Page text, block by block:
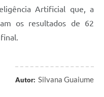
Artificial que, a
os resultados de 62
Autor: Silvana Guaiume